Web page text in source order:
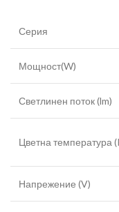
Серия
Мощност(W)
Светлинен поток (lm)
Цветна температура
Напрежение (V)